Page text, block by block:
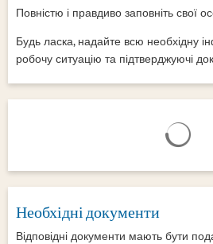
Повністю і правдиво заповніть свої
Будь ласка, надайте всю необхідну
робочу ситуацію та підтверджуючі
Необхідні документи
Відповідні документи мають бути